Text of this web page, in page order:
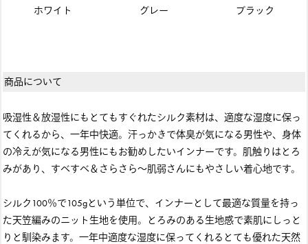
ホワイト グレー ブラック
商品について
吸湿性＆放湿性にもとてもすぐれたシルク素材は、適度な湿度に保っ
てくれるから、一年中快適。汗っかきで体臭が気になる男性や、身体
の冷えが気になる男性にもお勧めしたいインナーです。肌触りはとろ
みがあり、すべすべ＆さらさら～肌弱さんにもやさしい着心地です。
シルク100％で105gという単位で、インナーとして最適な質量を持っ
た天笠編みのニット生地を使用。とろみのある生地感で素肌にしっと
りと馴染みます。一年中適度な湿度に保ってくれるとても優れた天然